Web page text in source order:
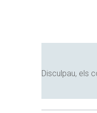
Disculpau, els